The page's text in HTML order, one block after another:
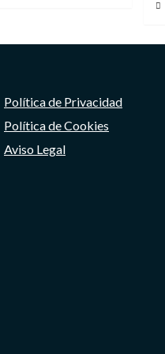
Política de Privacidad
Política de Cookies
Aviso Legal